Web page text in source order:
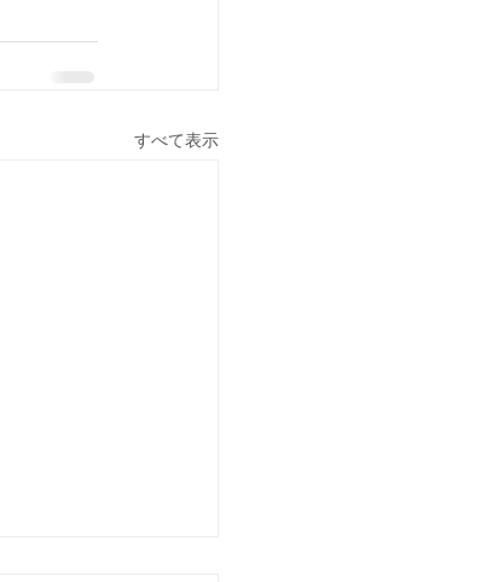
すべて表示